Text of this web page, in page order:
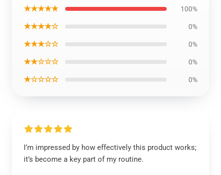
★★★★★ 100%
★★★★☆ 0%
★★★☆☆ 0%
★★☆☆☆ 0%
★☆☆☆☆ 0%
I’m impressed by how effectively this product works;
it’s become a key part of my routine.